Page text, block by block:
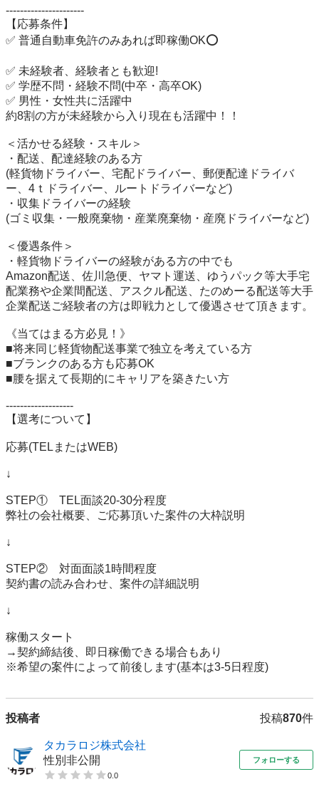
----------------------
【応募条件】
✅ 普通自動車免許のみあれば即稼働OK⭕️
✅ 未経験者、経験者とも歓迎!
✅ 学歴不問・経験不問(中卒・高卒OK)
✅ 男性・女性共に活躍中
約8割の方が未経験から入り現在も活躍中！！
＜活かせる経験・スキル＞
・配送、配達経験のある方
(軽貨物ドライバー、宅配ドライバー、郵便配達ドライバ
ー、4ｔドライバー、ルートドライバーなど)
・収集ドライバーの経験
(ゴミ収集・一般廃棄物・産業廃棄物・産廃ドライバーなど)
＜優遇条件＞
・軽貨物ドライバーの経験がある方の中でも
Amazon配送、佐川急便、ヤマト運送、ゆうパック等大手宅
配業務や企業間配送、アスクル配送、たのめーる配送等大手
企業配送ご経験者の方は即戦力として優遇させて頂きます。
《当てはまる方必見！》
■将来同じ軽貨物配送事業で独立を考えている方
■ブランクのある方も応募OK
■腰を据えて長期的にキャリアを築きたい方
-------------------
【選考について】
応募(TELまたはWEB)
↓
STEP①　TEL面談20-30分程度
弊社の会社概要、ご応募頂いた案件の大枠説明
↓
STEP②　対面面談1時間程度
契約書の読み合わせ、案件の詳細説明
↓
稼働スタート
→契約締結後、即日稼働できる場合もあり
※希望の案件によって前後します(基本は3-5日程度)
投稿者 投稿870件
タカラロジ株式会社
性別非公開
0.0
フォローする